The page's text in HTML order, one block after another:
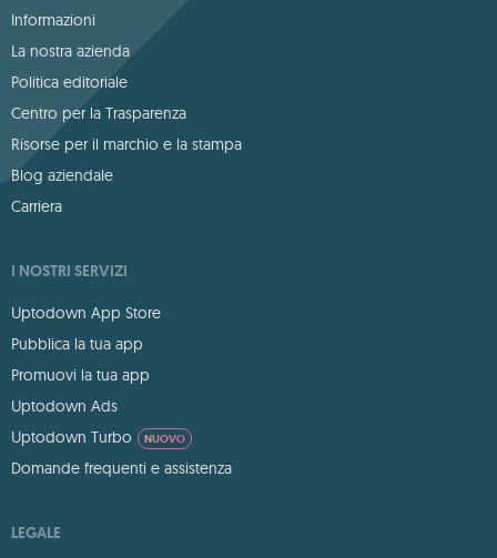
Informazioni
La nostra azienda
Politica editoriale
Centro per la Trasparenza
Risorse per il marchio e la stampa
Blog aziendale
Carriera
I NOSTRI SERVIZI
Uptodown App Store
Pubblica la tua app
Promuovi la tua app
Uptodown Ads
Uptodown Turbo
NUOVO
Domande frequenti e assistenza
LEGALE